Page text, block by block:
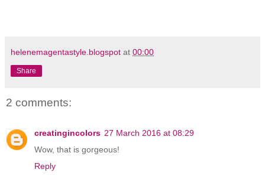
helenemagentastyle.blogspot at 00:00
Share
2 comments:
creatingincolors 27 March 2016 at 08:29
Wow, that is gorgeous!
Reply